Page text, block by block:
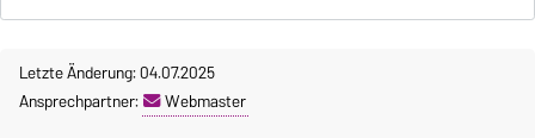
Letzte Änderung: 04.07.2025
Ansprechpartner:
Webmaster